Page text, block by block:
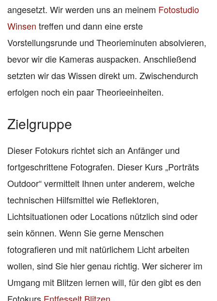
angesetzt. Wir werden uns an meinem Fotostudio
Winsen treffen und dann eine erste
Vorstellungsrunde und Theorieminuten absolvieren,
bevor wir die Kameras auspacken. Anschließend
setzten wir das Wissen direkt um. Zwischendurch
erfolgen noch ein paar Theorieeinheiten.
Zielgruppe
Dieser Fotokurs richtet sich an Anfänger und
fortgeschrittene Fotografen. Dieser Kurs „Porträts
Outdoor“ vermittelt Ihnen unter anderem, welche
technischen Hilfsmittel wie Reflektoren,
Lichtsituationen oder Locations nützlich sind oder
sein können. Wenn Sie gerne Menschen
fotografieren und mit natürlichem Licht arbeiten
wollen, sind Sie hier genau richtig. Wer sicherer im
Umgang mit Blitzen lernen will, für den gibt es den